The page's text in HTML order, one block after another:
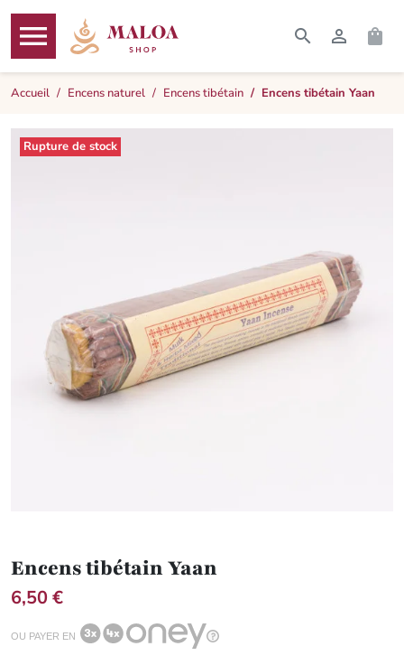

MENU
  
Accueil Encens naturel Encens tibétain Encens tibétain Yaan
Rupture de stock
Encens tibétain Yaan
6,50 €
OU PAYER EN